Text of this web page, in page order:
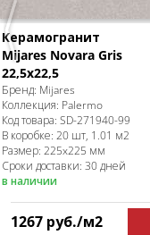
Previous
Керамогранит
Mijares Novara Gris
22,5х22,5
Бренд: Mijares
Коллекция: Palermo
Код товара: SD-271940-99
В коробке: 20 шт, 1.01 м2
Размер: 225x225 мм
Сроки доставки: 30 дней
в наличии
1267 руб./м2